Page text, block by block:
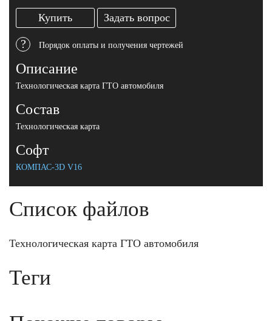
Купить Задать вопрос
? Порядок оплаты и получения чертежей
Описание
Технологическая карта ГТО автомобиля
Состав
Технологическая карта
Софт
КОМПАС-3D V16
Список файлов
Технологическая карта ГТО автомобиля
Теги